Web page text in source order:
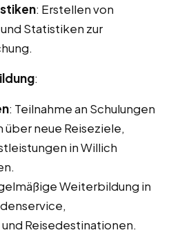
: Erstellen von
Statistiken zur
:
: Teilnahme an Schulungen
über neue Reiseziele,
in Willich
Weiterbildung in
Reisedestinationen.